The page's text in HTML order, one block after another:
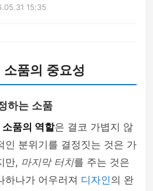
15:35
품의 중요성
하는 소품
소품의 역할은 결코 가볍지 않
인 분위기를 결정짓는 것은 가
만, 마지막 터치를 주는 것은
하나가 어우러져 디자인의 완